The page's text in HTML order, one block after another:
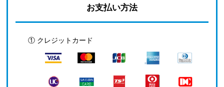
お支払い方法
① クレジットカード